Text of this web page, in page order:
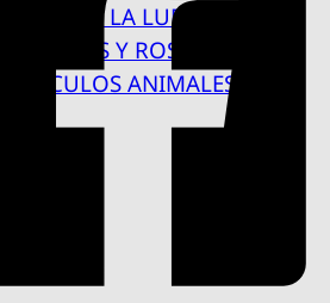
BAJO LA LUPA
RASTROS Y ROSTROS
VÍNCULOS ANIMALES